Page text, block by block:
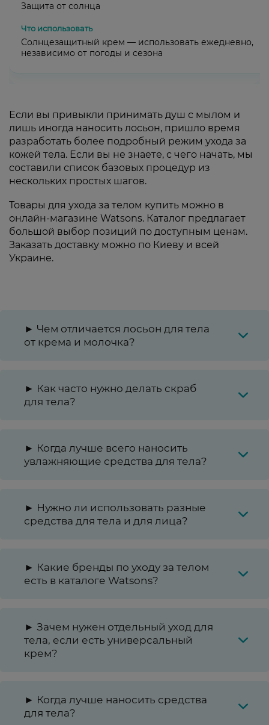
Защита от солнца
Солнцезащитный крем — использовать ежедневно,
независимо от погоды и сезона
Если вы привыкли принимать душ с мылом и
лишь иногда наносить лосьон, пришло время
разработать более подробный режим ухода за
кожей тела. Если вы не знаете, с чего начать, мы
составили список базовых процедур из
нескольких простых шагов.
Товары для ухода за телом купить можно в
онлайн-магазине Watsons. Каталог предлагает
большой выбор позиций по доступным ценам.
Заказать доставку можно по Киеву и всей
Украине.
► Чем отличается лосьон для тела
от крема и молочка?
► Как часто нужно делать скраб
для тела?
► Когда лучше всего наносить
увлажняющие средства для тела?
► Нужно ли использовать разные
средства для тела и для лица?
► Какие бренды по уходу за телом
есть в каталоге Watsons?
► Зачем нужен отдельный уход для
тела, если есть универсальный
крем?
► Когда лучше наносить средства
для тела?